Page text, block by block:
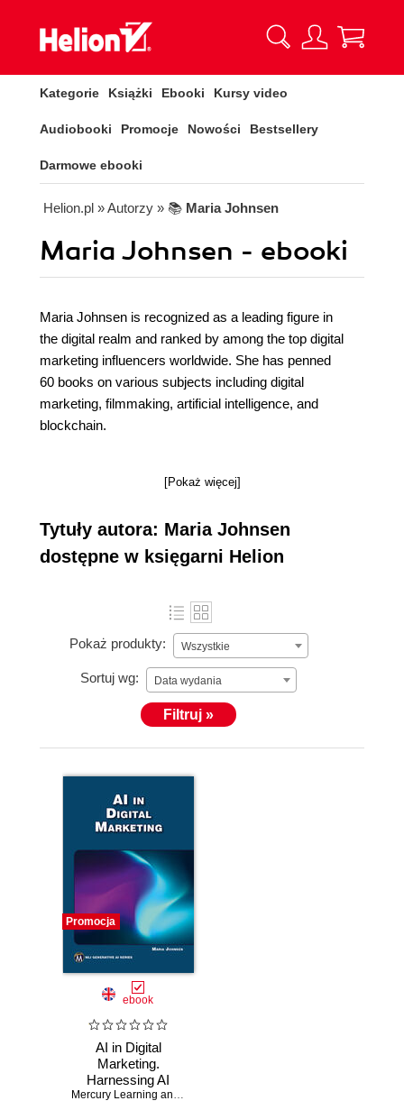
Kategorie Książki Ebooki Kursy video
Audiobooki Promocje Nowości Bestsellery
Darmowe ebooki
Helion.pl » Autorzy » 📚 Maria Johnsen
Maria Johnsen - ebooki
Maria Johnsen is recognized as a leading figure in
the digital realm and ranked by among the top digital
marketing influencers worldwide. She has penned
60 books on various subjects including digital
marketing, filmmaking, artificial intelligence, and
blockchain.
[Pokaż więcej]
Tytuły autora: Maria Johnsen
dostępne w księgarni Helion
Pokaż produkty: Wszystkie
Sortuj wg: Data wydania
Filtruj »
Promocja
ebook
AI in Digital
Marketing.
Harnessing AI
tools to
Mercury Learning and Information